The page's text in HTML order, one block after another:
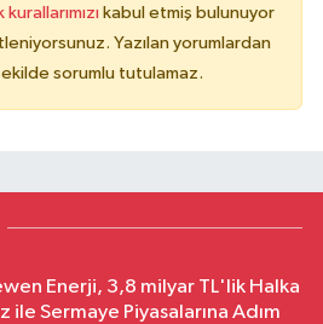
kabul etmiş bulunuyor
Yazılan yorumlardan
sorumlu tutulamaz.
Enerji, 3,8 milyar TL'lik Halka
ile Sermaye Piyasalarına Adım